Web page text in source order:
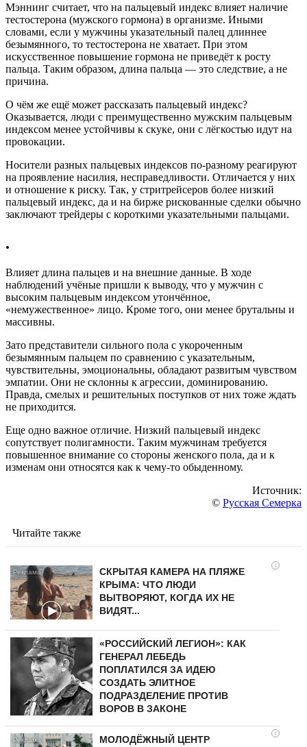
Мэннинг считает, что на пальцевый индекс влияет наличие
тестостерона (мужского гормона) в организме. Иными
словами, если у мужчины указательный палец длиннее
безымянного, то тестостерона не хватает. При этом
искусственное повышение гормона не приведёт к росту
пальца. Таким образом, длина пальца — это следствие, а не
причина.
О чëм же ещё может рассказать пальцевый индекс?
Оказывается, люди с преимущественно мужским пальцевым
индексом менее устойчивы к скуке, они с лёгкостью идут на
провокации.
Носители разных пальцевых индексов по-разному реагируют
на проявление насилия, несправедливости. Отличается у них
и отношение к риску. Так, у стритрейсеров более низкий
пальцевый индекс, да и на бирже рискованные сделки обычно
заключают трейдеры с короткими указательными пальцами.
.
Влияет длина пальцев и на внешние данные. В ходе
наблюдений учёные пришли к выводу, что у мужчин с
высоким пальцевым индексом утончённое,
«немужественное» лицо. Кроме того, они менее брутальны и
массивны.
Зато представители сильного пола с укороченным
безымянным пальцем по сравнению с указательным,
чувствительны, эмоциональны, обладают развитым чувством
эмпатии. Они не склонны к агрессии, доминированию.
Правда, смелых и решительных поступков от них тоже ждать
не приходится.
Еще одно важное отличие. Низкий пальцевый индекс
сопутствует полигамности. Таким мужчинам требуется
повышенное внимание со стороны женского пола, да и к
изменам они относятся как к чему-то обыденному.
Источник:
© Русская Семерка
Читайте также
i
СКРЫТАЯ КАМЕРА НА ПЛЯЖЕ
КРЫМА: ЧТО ЛЮДИ
ВЫТВОРЯЮТ, КОГДА ИХ НЕ
ВИДЯТ...
«РОССИЙСКИЙ ЛЕГИОН»: КАК
ГЕНЕРАЛ ЛЕБЕДЬ
ПОПЛАТИЛСЯ ЗА ИДЕЮ
СОЗДАТЬ ЭЛИТНОЕ
ПОДРАЗДЕЛЕНИЕ ПРОТИВ
ВОРОВ В ЗАКОНЕ
i
МОЛОДЁЖНЫЙ ЦЕНТР